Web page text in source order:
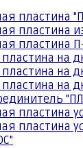
пластина
пластина
пластина
на
на
на
пластина
пластина